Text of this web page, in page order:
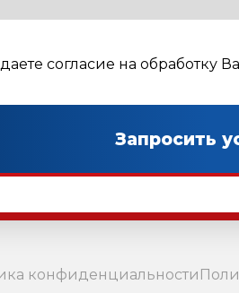
согласие на обработку
конфиденциальности